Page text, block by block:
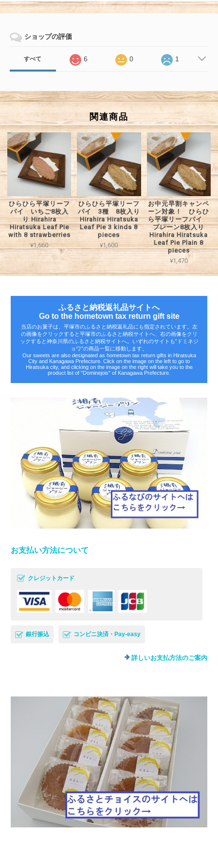
ショップの評価
すべて 6 0 1
関連商品
ひらひら平塚リーフ
パイ いちご8枚入
り Hirahira
Hiratsuka Leaf Pie
with 8 strawberries
¥1,660
ひらひら平塚リーフ
パイ 3種 8枚入り
Hirahira Hiratsuka
Leaf Pie 3 kinds 8
pieces
¥1,600
お中元早割キャンペ
ーン対象！ ひらひ
ら平塚リーフパイ
プレーン8枚入り
Hirahira Hiratsuka
Leaf Pie Plain 8
pieces
¥1,470
ふるさと納税返礼品サイトへ
Go to the hometown tax return gift site
当店のお菓子は、平塚市のふるさと納税返礼品にも指定されています。左
の画像をクリックすると平塚市のふるさと納税サイトへ、右の画像をクリ
ックすると神奈川県のふるさと納税サイトへ。いずれのサイトも‟ドミネジ
ョワ”の商品一覧に移動します。
Our sweets are also designated as hometown tax return gifts in Hiratsuka
City and Kanagawa Prefecture. Click on the image on the left to go to
Hiratsuka city, and clicking on the image on the right will take you to the
product list of "Dominejois" of Kanagawa Prefecture.
お支払い方法について
クレジットカード
銀行振込 コンビニ決済・Pay-easy
詳しいお支払方法のご案内